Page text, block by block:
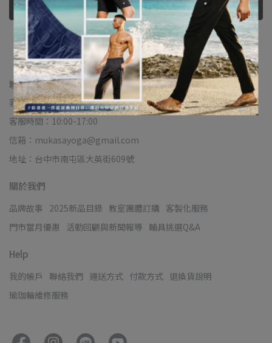
送出
聯絡資訊
客服專線：0423280359
客服時間：10:00-17:00
信箱：mukasayoga@gmail.com
地址：台中市南屯區大英街609號
關於我們
品牌故事 2025新品目錄 教室團體訂購 客製化服務
門市當月優惠
活動回顧與新聞報導 輔具挑選Q&A
Help
我的帳戶 聯絡我們 運送方式 付款方式 退換貨說明
瑜珈輪維修服務